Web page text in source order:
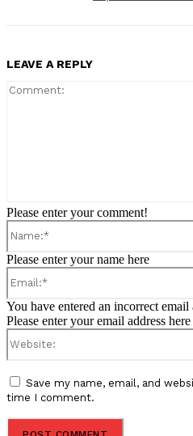
LEAVE A REPLY
Please enter your comment!
Please enter your name here
You have entered an incorrect email
Please enter your email address here
Save my name, email, and
time I comment.